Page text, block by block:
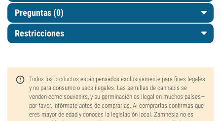
Preguntas (0)
Restricciones
Todos los productos están pensados exclusivamente para fines legales
y no para consumo o usos ilegales. Las semillas de cannabis se
venden como souvenirs, y su germinación es ilegal en muchos países—
por favor, infórmate antes de comprarlas. Al comprarlas confirmas que
eres mayor de edad y conoces la legislación local. Zamnesia no es